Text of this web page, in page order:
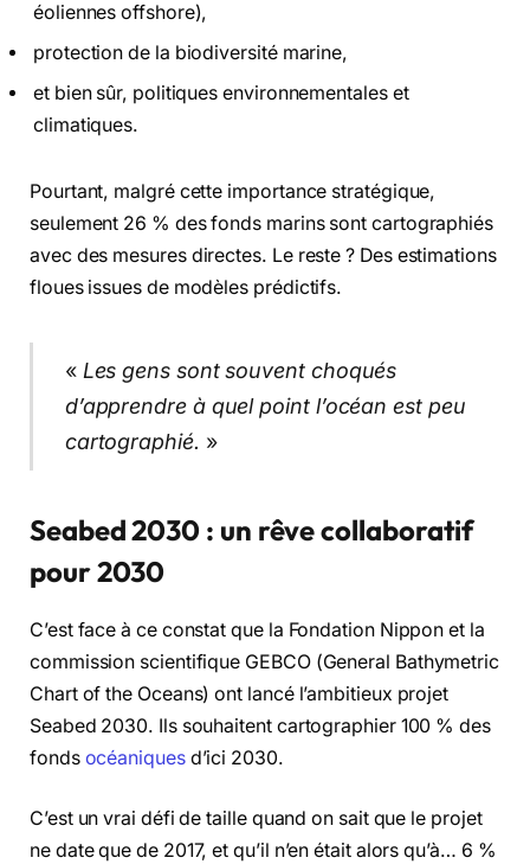
éoliennes offshore),
protection de la biodiversité marine,
et bien sûr, politiques environnementales et
climatiques.
Pourtant, malgré cette importance stratégique,
seulement 26 % des fonds marins sont cartographiés
avec des mesures directes. Le reste ? Des estimations
floues issues de modèles prédictifs.
« Les gens sont souvent choqués
d’apprendre à quel point l’océan est peu
cartographié. »
Seabed 2030 : un rêve collaboratif
pour 2030
C’est face à ce constat que la Fondation Nippon et la
commission scientifique GEBCO (General Bathymetric
Chart of the Oceans) ont lancé l’ambitieux projet
Seabed 2030. Ils souhaitent cartographier 100 % des
fonds océaniquesd’ici 2030.
C’est un vrai défi de taille quand on sait que le projet
ne date que de 2017, et qu’il n’en était alors qu’à… 6 %